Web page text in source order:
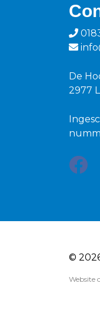
De
2977
©
Website